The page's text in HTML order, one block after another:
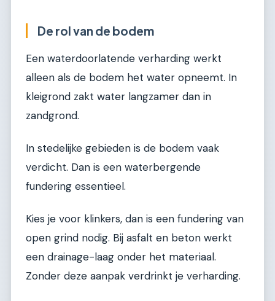
De rol van de bodem
Een waterdoorlatende verharding werkt
alleen als de bodem het water opneemt. In
kleigrond zakt water langzamer dan in
zandgrond.
In stedelijke gebieden is de bodem vaak
verdicht. Dan is een waterbergende
fundering essentieel.
Kies je voor klinkers, dan is een fundering van
open grind nodig. Bij asfalt en beton werkt
een drainage-laag onder het materiaal.
Zonder deze aanpak verdrinkt je verharding.